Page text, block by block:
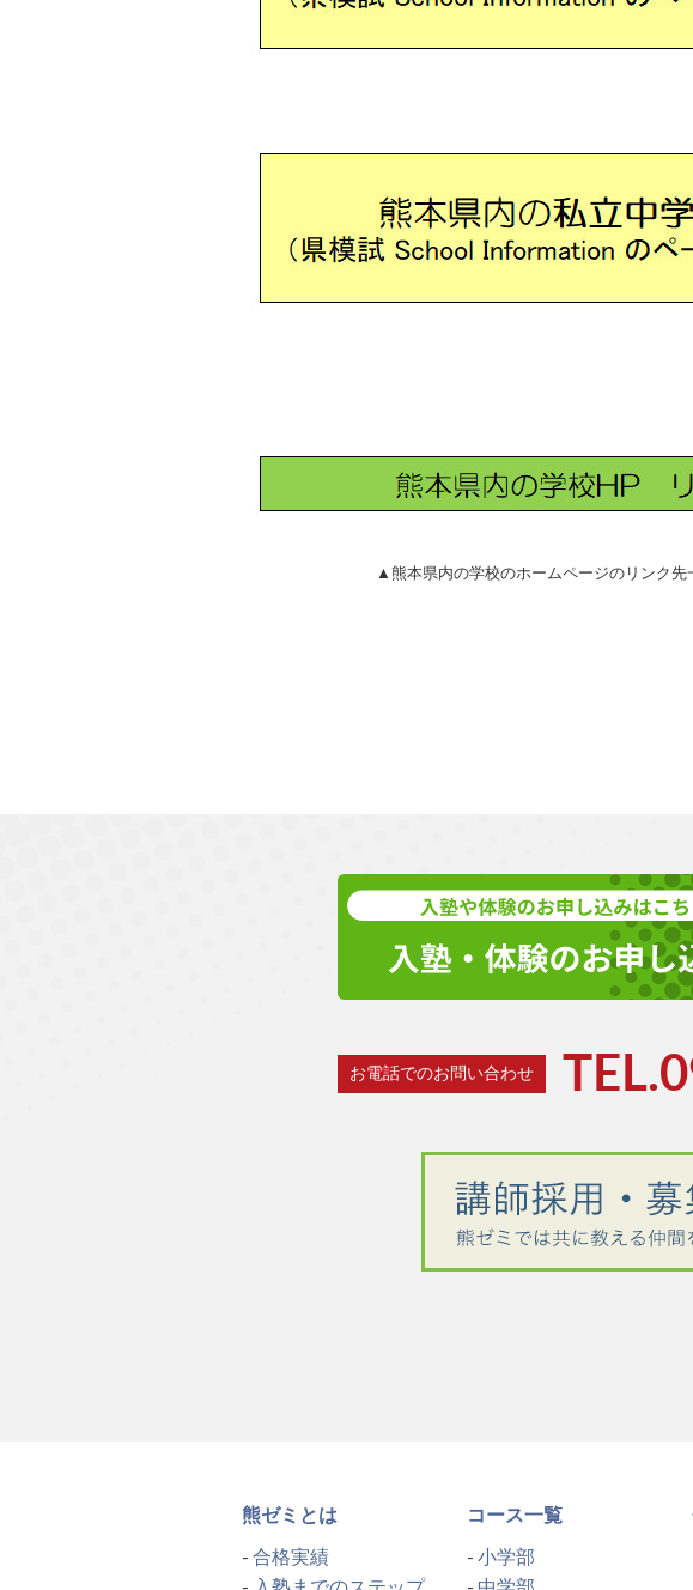
▲熊本県内の学校のホームページのリンク先
お電話でのお問い合わせ
熊ゼミとは
合格実績
コース一覧
小学部